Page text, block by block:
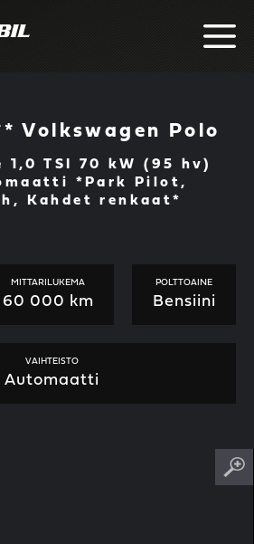
Volkswagen Polo
1,0 TSI 70 kW (95 hv)
*Park Pilot,
Kahdet renkaat*
MITTARILUKEMA
60 000 km
POLTTOAINE
Bensiini
VAIHTEISTO
Automaatti